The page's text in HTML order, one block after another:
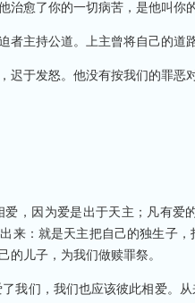
治愈了你的一切病苦，是他叫你
者主持公道。上主曾将自己的道
迟于发怒。他没有按我们的罪恶
，因为爱是出于天主；凡有
来：就是天主把自己的独生子
的儿子，为我们做赎罪祭。
我们，我们也应该彼此相爱。